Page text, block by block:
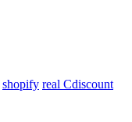
shopify real Cdiscount